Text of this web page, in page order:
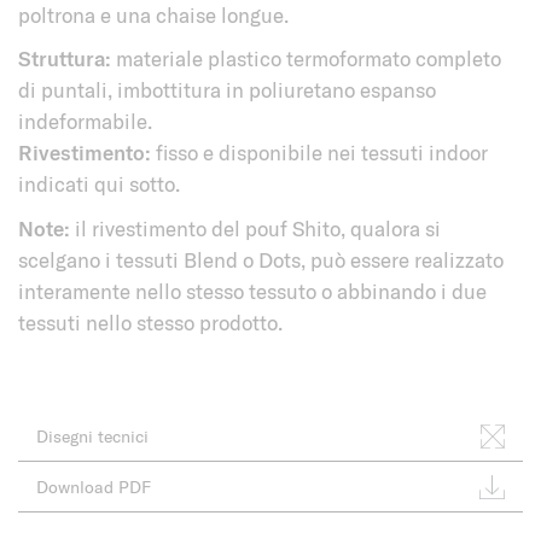
poltrona e una chaise longue.
Struttura: materiale plastico termoformato completo
di puntali, imbottitura in poliuretano espanso
indeformabile.
Rivestimento: fisso e disponibile nei tessuti indoor
indicati qui sotto.
Note: il rivestimento del pouf Shito, qualora si
scelgano i tessuti Blend o Dots, può essere realizzato
interamente nello stesso tessuto o abbinando i due
tessuti nello stesso prodotto.
Disegni tecnici
Download PDF